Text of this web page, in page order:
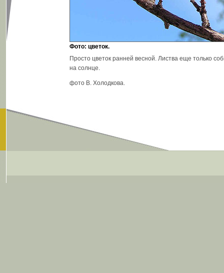
Фото: цветок.
Просто цветок ранней весной. Листва еще только
на солнце.
фото В. Холодкова.